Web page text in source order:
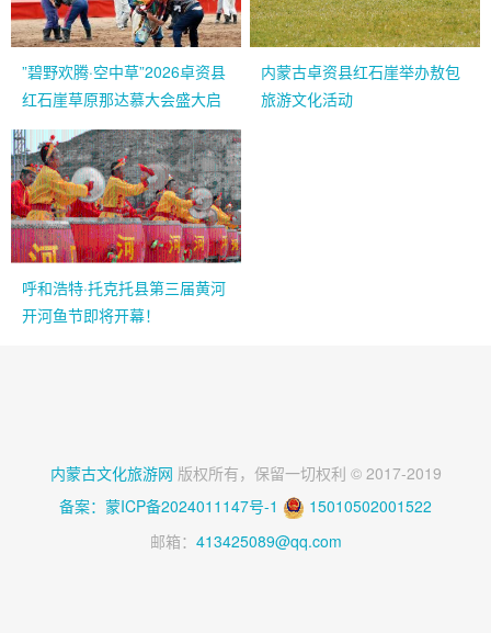
”碧野欢腾·空中草”2026卓资县
红石崖草原那达慕大会盛大启
幕
内蒙古卓资县红石崖举办敖包
旅游文化活动
呼和浩特·托克托县第三届黄河
开河鱼节即将开幕！
内蒙古文化旅游网 版权所有，保留一切权利 © 2017-2019
备案：蒙ICP备2024011147号-1
15010502001522
邮箱： 413425089@qq.com